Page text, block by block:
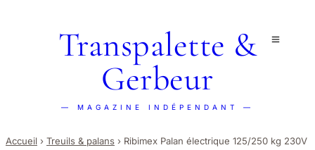
Transpalette &
Gerbeur
— MAGAZINE INDÉPENDANT —
Accueil › Treuils & palans › Ribimex Palan électrique 125/250 kg 230V